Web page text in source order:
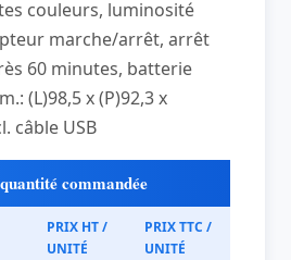
couleurs, luminosité
marche/arrêt, arrêt
60 minutes, batterie
(L)98,5 x (P)92,3 x
câble USB
commandée
PRIX HT /
UNITÉ
PRIX TTC /
UNITÉ